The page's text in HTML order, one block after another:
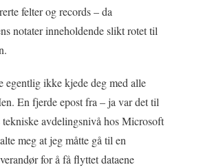
felter og records – da
notater inneholdende slikt rotet til
egentlig ikke kjede deg med alle
En fjerde epost fra – ja var det til
tekniske avdelingsnivå hos Microsoft
meg at jeg måtte gå til en
for å få flyttet dataene